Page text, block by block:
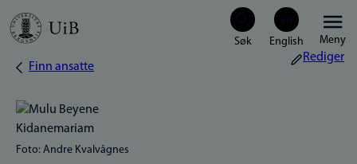
Hopp
Meny
Navigasjonssti
Finn ansatte
Rediger
Foto: Andre Kvalvågnes